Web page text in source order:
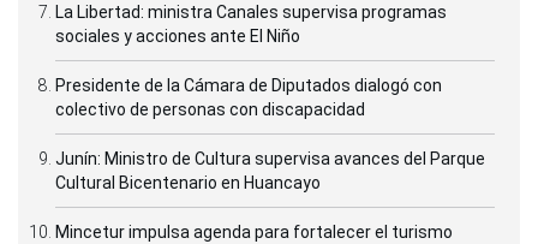
La Libertad: ministra Canales supervisa programas
sociales y acciones ante El Niño
Presidente de la Cámara de Diputados dialogó con
colectivo de personas con discapacidad
Junín: Ministro de Cultura supervisa avances del Parque
Cultural Bicentenario en Huancayo
Mincetur impulsa agenda para fortalecer el turismo